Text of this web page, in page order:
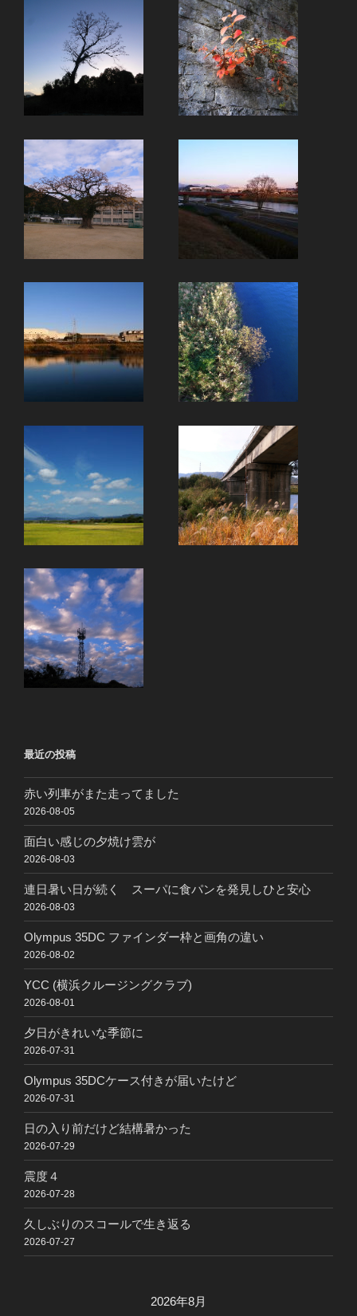
最近の投稿
赤い列車がまた走ってました
2026-08-05
面白い感じの夕焼け雲が
2026-08-03
連日暑い日が続く スーパに食パンを発見しひと安心
2026-08-03
Olympus 35DC ファインダー枠と画角の違い
2026-08-02
YCC (横浜クルージングクラブ)
2026-08-01
夕日がきれいな季節に
2026-07-31
Olympus 35DCケース付きが届いたけど
2026-07-31
日の入り前だけど結構暑かった
2026-07-29
震度４
2026-07-28
久しぶりのスコールで生き返る
2026-07-27
2026年8月